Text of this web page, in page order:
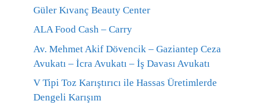
Güler Kıvanç Beauty Center
ALA Food Cash – Carry
Av. Mehmet Akif Dövencik – Gaziantep Ceza
Avukatı – İcra Avukatı – İş Davası Avukatı
V Tipi Toz Karıştırıcı ile Hassas Üretimlerde
Dengeli Karışım